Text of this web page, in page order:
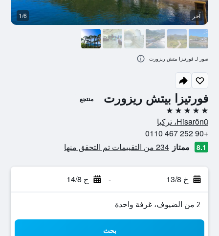
فورتيزا بيتش ريزورت منتجع
5 نجوم
Hisarönü، تركيا
+90 252 467 0110
8.1 ممتاز 234 من التقييمات تم التحقق منها
خ 13/8 - ج 14/8
2 من الضيوف، غرفة واحدة
بحث
آخر 1/6
صور لـ فورتيزا بيتش ريزورت